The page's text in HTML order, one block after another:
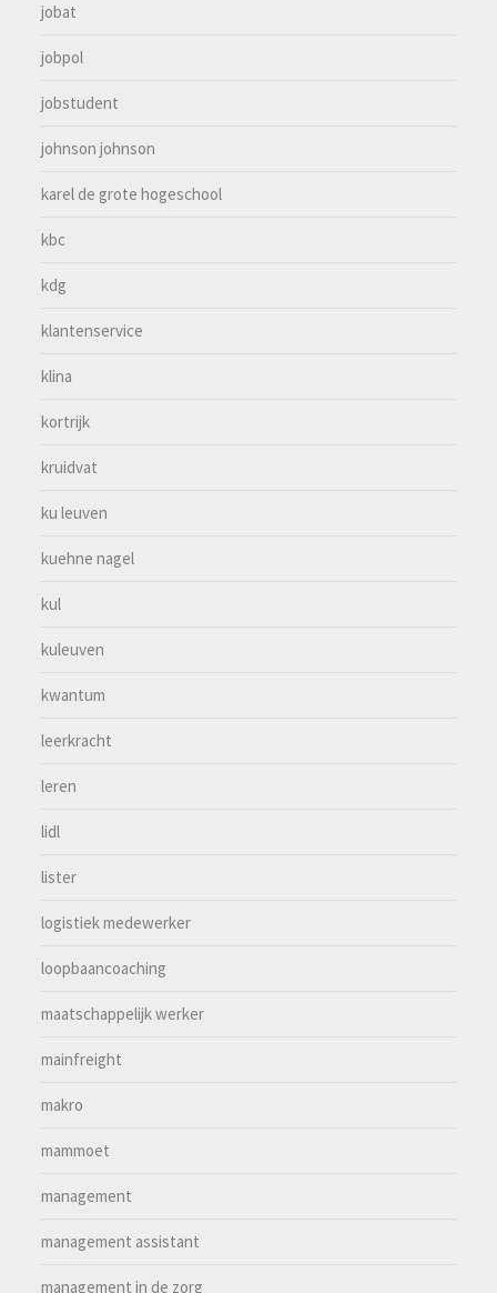
jobat
jobpol
jobstudent
johnson johnson
karel de grote hogeschool
kbc
kdg
klantenservice
klina
kortrijk
kruidvat
ku leuven
kuehne nagel
kul
kuleuven
kwantum
leerkracht
leren
lidl
lister
logistiek medewerker
loopbaancoaching
maatschappelijk werker
mainfreight
makro
mammoet
management
management assistant
management in de zorg